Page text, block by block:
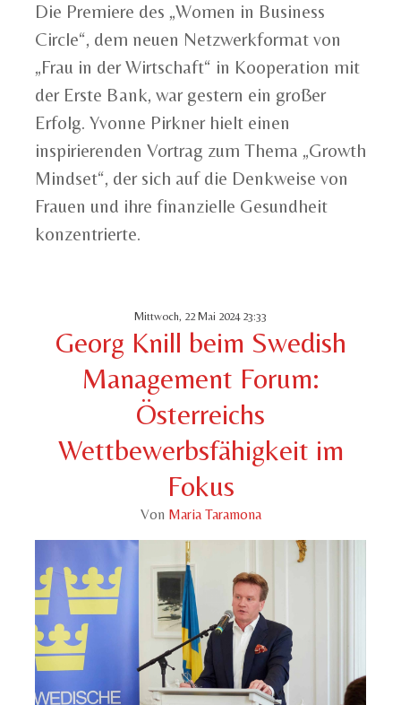
Die Premiere des „Women in Business
Circle“, dem neuen Netzwerkformat von
„Frau in der Wirtschaft“ in Kooperation mit
der Erste Bank, war gestern ein großer
Erfolg. Yvonne Pirkner hielt einen
inspirierenden Vortrag zum Thema „Growth
Mindset“, der sich auf die Denkweise von
Frauen und ihre finanzielle Gesundheit
konzentrierte.
Mittwoch, 22 Mai 2024 23:33
Georg Knill beim Swedish
Management Forum:
Österreichs
Wettbewerbsfähigkeit im
Fokus
Von Maria Taramona